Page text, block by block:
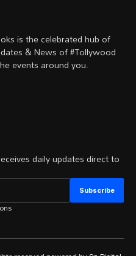
is the celebrated hub of
& News of #Tollywood
events around you.
daily updates direct to